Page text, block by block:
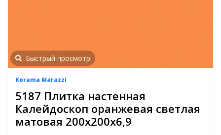
Быстрый просмотр
Kerama Marazzi
5187 Плитка настенная
Калейдоскоп оранжевая светлая
матовая 200х200х6,9